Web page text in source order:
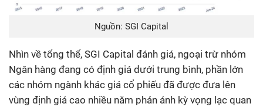
Nguồn: SGI Capital
Nhìn về tổng thể, SGI Capital đánh giá, ngoại trừ nhóm
Ngân hàng đang có định giá dưới trung bình, phần lớn
các nhóm ngành khác giá cổ phiếu đã được đưa lên
vùng định giá cao nhiều năm phản ánh kỳ vọng lạc quan